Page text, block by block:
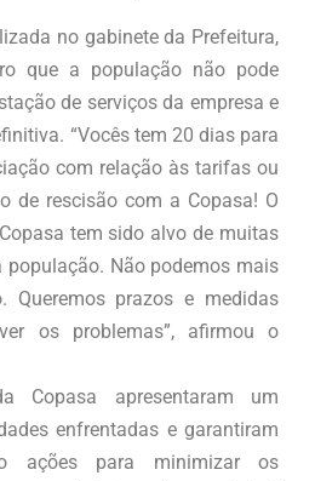
no gabinete da Prefeitura,
que a população não pode
de serviços da empresa e
“Vocês tem 20 dias para
com relação às tarifas ou
de rescisão com a Copasa! O
tem sido alvo de muitas
população. Não podemos mais
Queremos prazos e medidas
os problemas”, afirmou o
Copasa apresentaram um
enfrentadas e garantiram
ações para minimizar os